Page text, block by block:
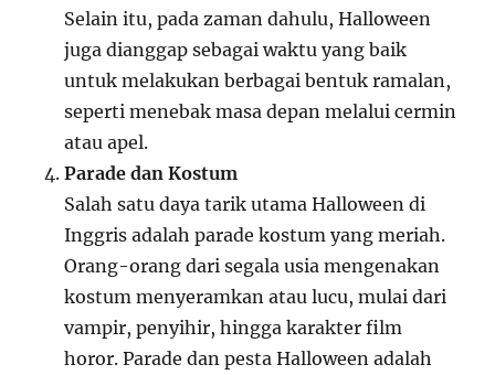
Selain itu, pada zaman dahulu, Halloween
juga dianggap sebagai waktu yang baik
untuk melakukan berbagai bentuk ramalan,
seperti menebak masa depan melalui cermin
atau apel.
Parade dan Kostum
Salah satu daya tarik utama Halloween di
Inggris adalah parade kostum yang meriah.
Orang-orang dari segala usia mengenakan
kostum menyeramkan atau lucu, mulai dari
vampir, penyihir, hingga karakter film
horor. Parade dan pesta Halloween adalah